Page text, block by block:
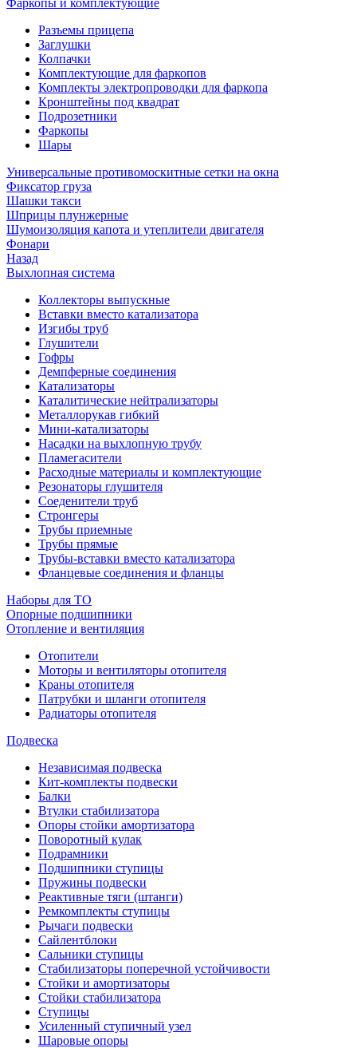
Фаркопы и комплектующие
Разъемы прицепа
Заглушки
Колпачки
Комплектующие для фаркопов
Комплекты электропроводки для фаркопа
Кронштейны под квадрат
Подрозетники
Фаркопы
Шары
Универсальные противомоскитные сетки на окна
Фиксатор груза
Шашки такси
Шприцы плунжерные
Шумоизоляция капота и утеплители двигателя
Фонари
Назад
Выхлопная система
Коллекторы выпускные
Вставки вместо катализатора
Изгибы труб
Глушители
Гофры
Демпферные соединения
Катализаторы
Каталитические нейтрализаторы
Металлорукав гибкий
Мини-катализаторы
Насадки на выхлопную трубу
Пламегасители
Расходные материалы и комплектующие
Резонаторы глушителя
Соеденители труб
Стронгеры
Трубы приемные
Трубы прямые
Трубы-вставки вместо катализатора
Фланцевые соединения и фланцы
Наборы для ТО
Опорные подшипники
Отопление и вентиляция
Отопители
Моторы и вентиляторы отопителя
Краны отопителя
Патрубки и шланги отопителя
Радиаторы отопителя
Подвеска
Независимая подвеска
Кит-комплекты подвески
Балки
Втулки стабилизатора
Опоры стойки амортизатора
Поворотный кулак
Подрамники
Подшипники ступицы
Пружины подвески
Реактивные тяги (штанги)
Ремкомплекты ступицы
Рычаги подвески
Сайлентблоки
Сальники ступицы
Стабилизаторы поперечной устойчивости
Стойки и амортизаторы
Стойки стабилизатора
Ступицы
Усиленный ступичный узел
Шаровые опоры